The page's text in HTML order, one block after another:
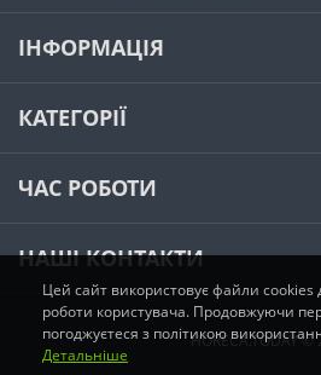
ІНФОРМАЦІЯ
КАТЕГОРІЇ
ЧАС РОБОТИ
НАШІ КОНТАКТИ
HORECA.TODAY ©
Цей сайт використовує файли cookies
роботи користувача. Продовжуючи
погоджуєтеся з політикою
Детальніше